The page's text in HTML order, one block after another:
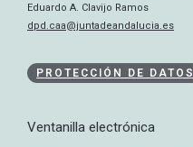
Eduardo A. Clavijo Ramos
dpd.caa@juntadeandalucia.es
PROTECCIÓN DE DATOS
Ventanilla electrónica